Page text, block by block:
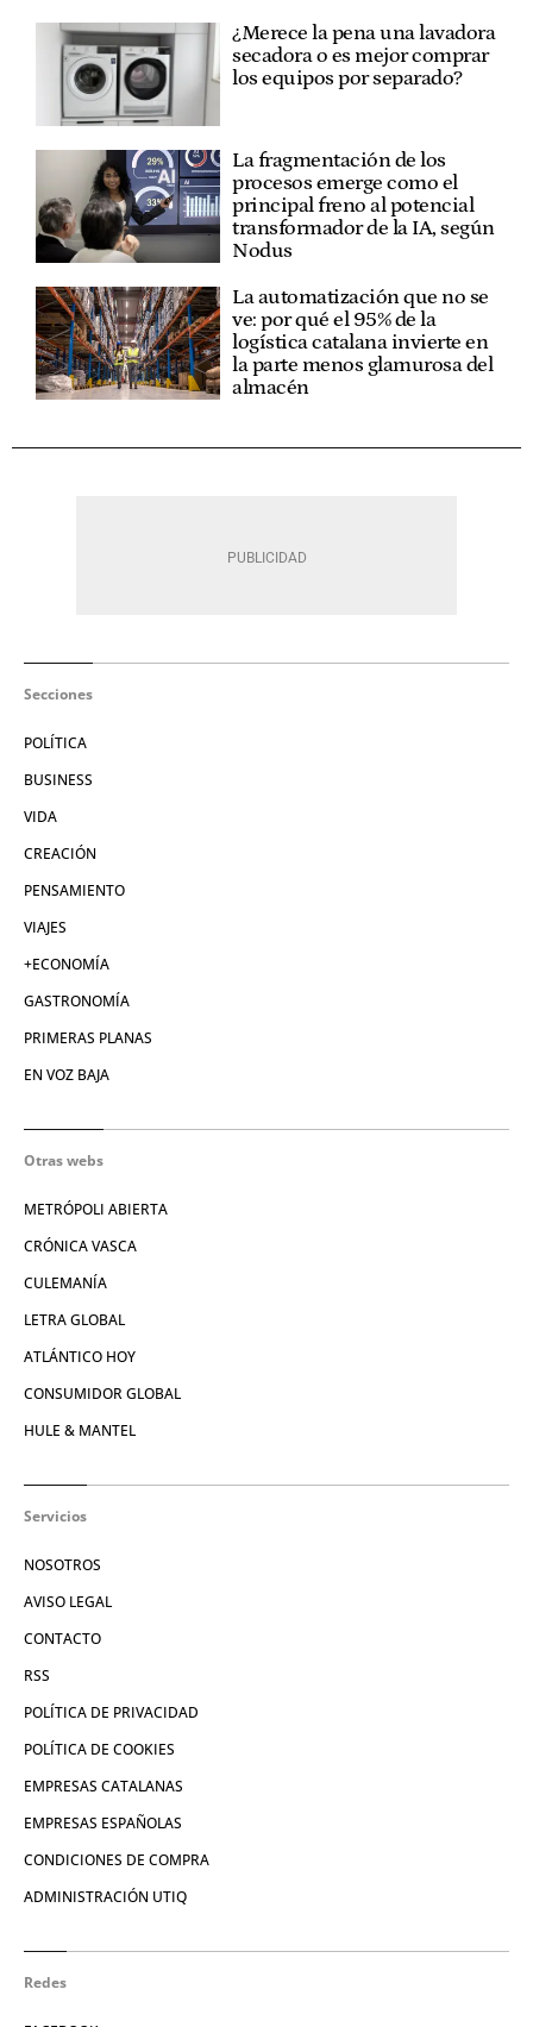
¿Merece la pena una lavadora
secadora o es mejor comprar
los equipos por separado?
La fragmentación de los
procesos emerge como el
principal freno al potencial
transformador de la IA, según
Nodus
La automatización que no se
ve: por qué el 95% de la
logística catalana invierte en
la parte menos glamurosa del
almacén
Secciones
POLÍTICA
BUSINESS
VIDA
CREACIÓN
PENSAMIENTO
VIAJES
+ECONOMÍA
GASTRONOMÍA
PRIMERAS PLANAS
EN VOZ BAJA
Otras webs
METRÓPOLI ABIERTA
CRÓNICA VASCA
CULEMANÍA
LETRA GLOBAL
ATLÁNTICO HOY
CONSUMIDOR GLOBAL
HULE & MANTEL
Servicios
NOSOTROS
AVISO LEGAL
CONTACTO
RSS
POLÍTICA DE PRIVACIDAD
POLÍTICA DE COOKIES
EMPRESAS CATALANAS
EMPRESAS ESPAÑOLAS
CONDICIONES DE COMPRA
ADMINISTRACIÓN UTIQ
Redes